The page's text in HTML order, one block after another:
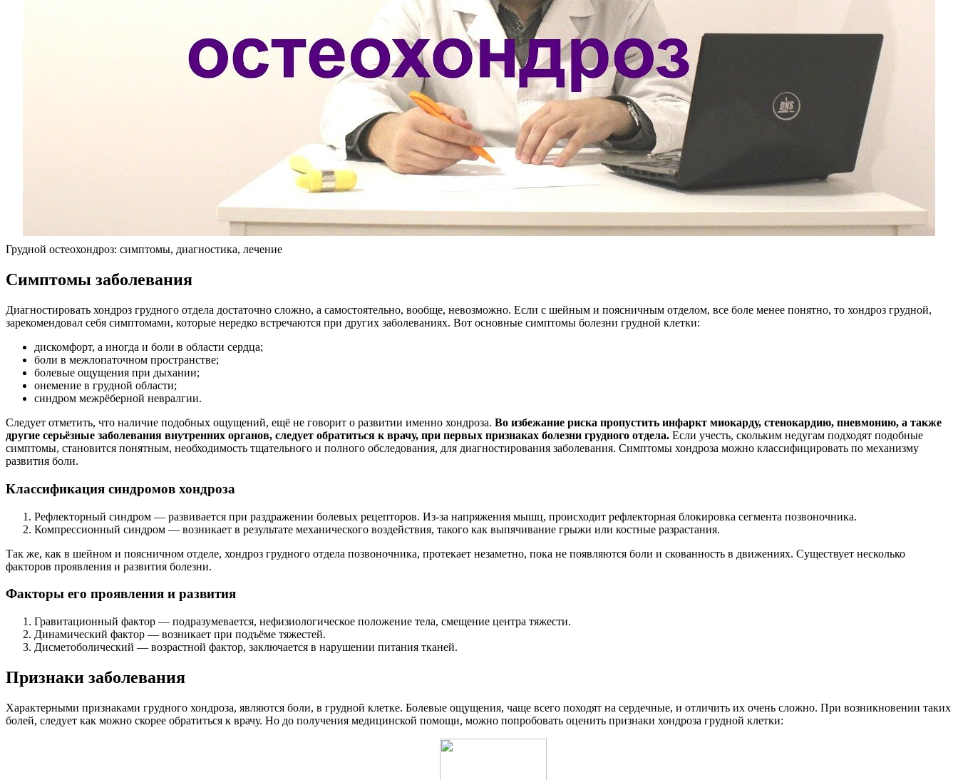
Грудной остеохондроз: симптомы, диагностика, лечение
Симптомы заболевания
Диагностировать хондроз грудного отдела достаточно сложно, а самостоятельно, вообще, невозможно. Если с шейным и поясничным отделом, все боле менее понятно, то хондроз грудной,
зарекомендовал себя симптомами, которые нередко встречаются при других заболеваниях. Вот основные симптомы болезни грудной клетки:
дискомфорт, а иногда и боли в области сердца;
боли в межлопаточном пространстве;
болевые ощущения при дыхании;
онемение в грудной области;
синдром межрёберной невралгии.
Следует отметить, что наличие подобных ощущений, ещё не говорит о развитии именно хондроза. Во избежание риска пропустить инфаркт миокарду, стенокардию, пневмонию, а также
другие серьёзные заболевания внутренних органов, следует обратиться к врачу, при первых признаках болезни грудного отдела. Если учесть, скольким недугам подходят подобные
симптомы, становится понятным, необходимость тщательного и полного обследования, для диагностирования заболевания. Симптомы хондроза можно классифицировать по механизму
развития боли.
Классификация синдромов хондроза
Рефлекторный синдром — развивается при раздражении болевых рецепторов. Из-за напряжения мышц, происходит рефлекторная блокировка сегмента позвоночника.
Компрессионный синдром — возникает в результате механического воздействия, такого как выпячивание грыжи или костные разрастания.
Так же, как в шейном и поясничном отделе, хондроз грудного отдела позвоночника, протекает незаметно, пока не появляются боли и скованность в движениях. Существует несколько
факторов проявления и развития болезни.
Факторы его проявления и развития
Гравитационный фактор — подразумевается, нефизиологическое положение тела, смещение центра тяжести.
Динамический фактор — возникает при подъёме тяжестей.
Дисметоболический — возрастной фактор, заключается в нарушении питания тканей.
Признаки заболевания
Характерными признаками грудного хондроза, являются боли, в грудной клетке. Болевые ощущения, чаще всего походят на сердечные, и отличить их очень сложно. При возникновении таких
болей, следует как можно скорее обратиться к врачу. Но до получения медицинской помощи, можно попробовать оценить признаки хондроза грудной клетки: